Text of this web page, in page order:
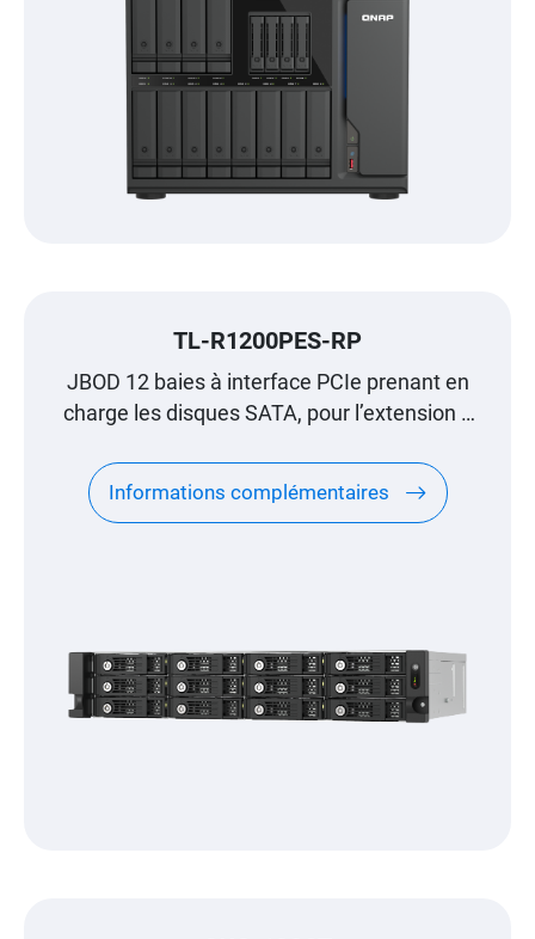
TL-R1200PES-RP
JBOD 12 baies à interface PCIe prenant en
charge les disques SATA, pour l’extension à
Informations complémentaires